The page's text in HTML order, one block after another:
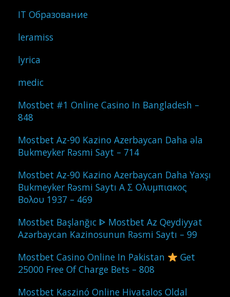
IT Образование
leramiss
lyrica
medic
Mostbet #1 Online Casino In Bangladesh –
848
Mostbet Az-90 Kazino Azerbaycan Daha əla
Bukmeyker Rəsmi Sayt – 714
Mostbet Az-90 Kazino Azerbaycan Daha Yaxşı
Bukmeyker Rəsmi Saytı Α Σ Ολυμπιακος
Βολου 1937 – 469
Mostbet Başlanğıc ᐈ Mostbet Az Qeydiyyat
Azərbaycan Kazinosunun Rəsmi Saytı – 99
Mostbet Casino Online In Pakistan
Get
25000 Free Of Charge Bets – 808
Mostbet Kaszinó Online Hivatalos Oldal